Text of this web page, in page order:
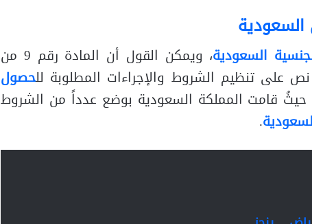
السعودية
، ويمكن القول أن المادة رقم 9 من
نص على تنظيم الشروط والإجراءات المطلوبة للحصول
حيثُ قامت المملكة السعودية بوضع عدداً من الشروط
.